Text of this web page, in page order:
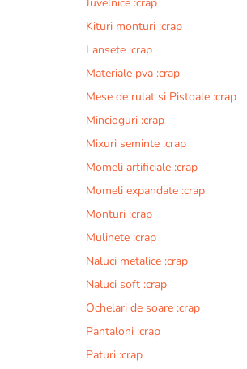
Kituri monturi :crap
Lansete :crap
Materiale pva :crap
Mese de rulat si Pistoale :crap
Mincioguri :crap
Mixuri seminte :crap
Momeli artificiale :crap
Momeli expandate :crap
Monturi :crap
Mulinete :crap
Naluci metalice :crap
Naluci soft :crap
Ochelari de soare :crap
Pantaloni :crap
Paturi :crap